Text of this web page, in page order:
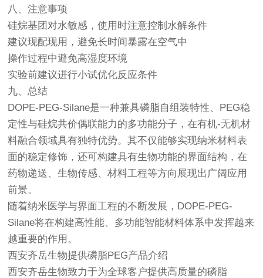
八、注意事项
硅烷基团对水敏感，使用时注意控制水解条件
建议现配现用，避免长时间暴露在空气中
操作过程中避免高湿度环境
实验前建议进行小试优化反应条件
九、总结
DOPE-PEG-Silane是一种兼具磷脂自组装特性、PEG稳
定性与硅烷共价偶联能力的多功能分子，在有机-无机材
料融合领域具有独特优势。其不仅能够实现纳米材料表
面的稳定修饰，还可构建具有生物功能的界面结构，在
药物递送、生物传感、材料工程等方向展现出广阔应用
前景。
随着纳米医学与界面工程的不断发展，DOPE-PEG-
Silane将在构建高性能、多功能智能材料体系中发挥越来
越重要的作用。
西安齐岳生物提供磷脂PEG产品介绍
西安齐岳生物致力于为全球客户提供高质量的磷脂